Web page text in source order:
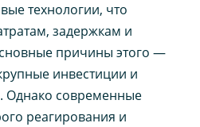
технологии, что
задержкам и
причины этого —
инвестиции и
Однако современные
реагирования и